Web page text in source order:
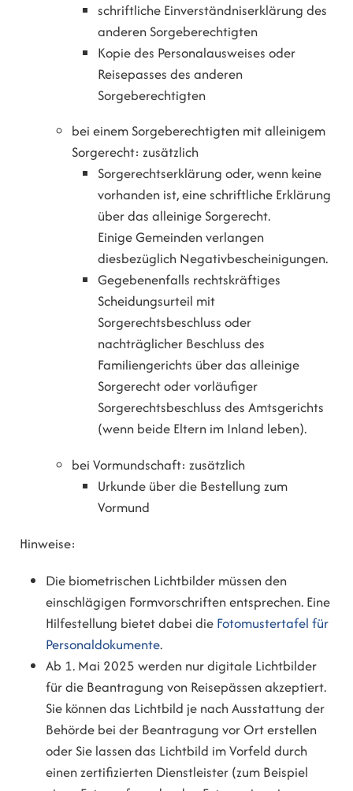
schriftliche Einverständniserklärung des
anderen Sorgeberechtigten
Kopie des Personalausweises oder
Reisepasses des anderen
Sorgeberechtigten
bei einem Sorgeberechtigten mit alleinigem
Sorgerecht: zusätzlich
Sorgerechtserklärung oder, wenn keine
vorhanden ist, eine schriftliche Erklärung
über das alleinige Sorgerecht.
Einige Gemeinden verlangen
diesbezüglich Negativbescheinigungen.
Gegebenenfalls rechtskräftiges
Scheidungsurteil mit
Sorgerechtsbeschluss oder
nachträglicher Beschluss des
Familiengerichts über das alleinige
Sorgerecht oder vorläufiger
Sorgerechtsbeschluss des Amtsgerichts
(wenn beide Eltern im Inland leben).
bei Vormundschaft: zusätzlich
Urkunde über die Bestellung zum
Vormund
Hinweise:
Die biometrischen Lichtbilder müssen den
einschlägigen Formvorschriften entsprechen. Eine
Hilfestellung bietet dabei die Fotomustertafel für
Personaldokumente.
Ab 1. Mai 2025 werden nur digitale Lichtbilder
für die Beantragung von Reisepässen akzeptiert.
Sie können das Lichtbild je nach Ausstattung der
Behörde bei der Beantragung vor Ort erstellen
oder Sie lassen das Lichtbild im Vorfeld durch
einen zertifizierten Dienstleister (zum Beispiel